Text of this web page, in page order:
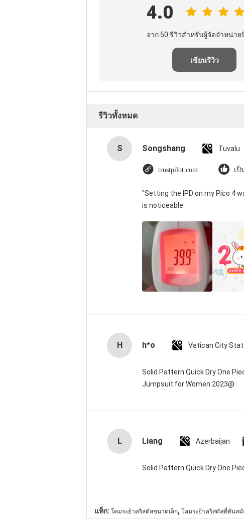
4.0
จาก 50 รีวิวสําหรับผู้จัดจําหน่าย
เขียนรีวิว
รีวิวทั้งหมด
S Songshang Tuvalu
trustpilot.com เป็
"Setting the IPD on my Pico 4
is noticeable.
H h*o
Solid Pattern Quick Dry One
Jumpsuit for Women 2023@
L Liang Azerbaijan
Solid Pattern Quick Dry One
แท็ก: โคมระย้าคริสตัลขนาดเล็ก, โคมระย้าคริสตัลที่ทันสมั